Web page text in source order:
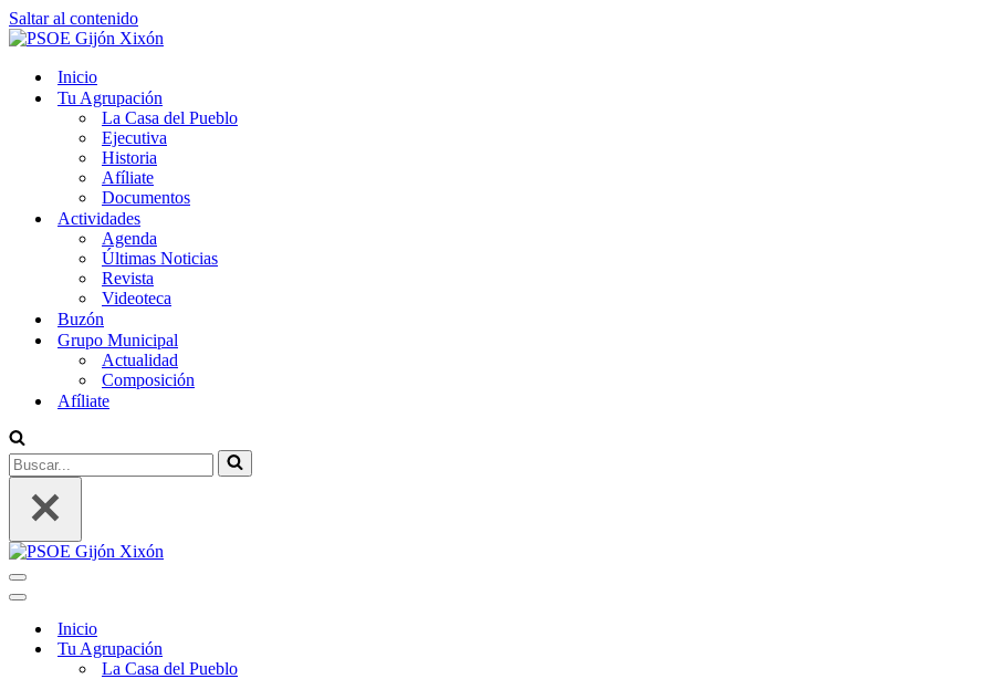
Saltar al contenido
Inicio
Tu Agrupación
La Casa del Pueblo
Ejecutiva
Historia
Afíliate
Documentos
Actividades
Agenda
Últimas Noticias
Revista
Videoteca
Buzón
Grupo Municipal
Actualidad
Composición
Afíliate
Buscar...
Menú
de
Menú
navegación
Inicio
Tu Agrupación
La Casa del Pueblo